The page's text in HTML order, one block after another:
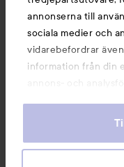
annonserna till
sociala medier och
vidarebefordrar
information från din
annons- och
information som du
våra cookies vid